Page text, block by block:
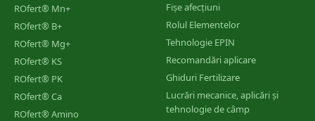
ROfert® Mn+
ROfert® B+
ROfert® Mg+
ROfert® KS
ROfert® PK
ROfert® Ca
ROfert® Amino
Fișe afecțiuni
Rolul Elementelor
Tehnologie EPIN
Recomandări aplicare
Ghiduri Fertilizare
Lucrări mecanice, aplicări și
tehnologie de câmp